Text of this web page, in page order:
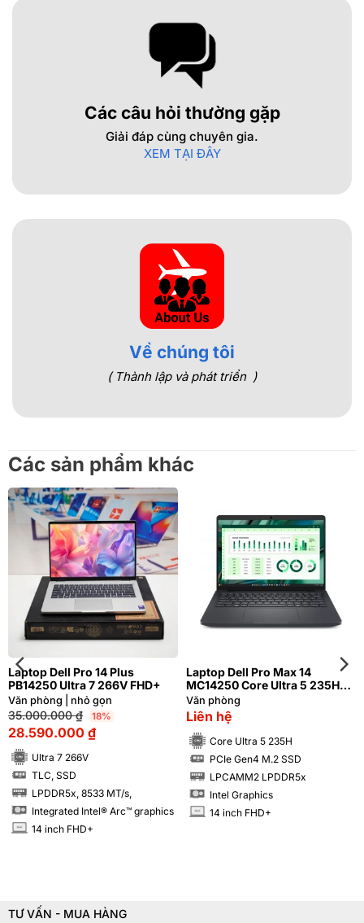
Các câu hỏi thường gặp
Giải đáp cùng chuyên gia.
XEM TẠI ĐÂY
Về chúng tôi
( Thành lập và phát triển )
Các sản phẩm khác
Laptop Dell Pro 14 Plus
PB14250 Ultra 7 266V FHD+
Văn phòng | nhỏ gọn
35.000.000₫ 18%
28.590.000 ₫
Ultra 7 266V
SSD TLC, SSD
LPDDR5x, 8533 MT/s,
Integrated Intel® Arc™ graphics
INCH 14 inch FHD+
Laptop Dell Pro Max 14
MC14250 Core Ultra 5 235H
RAM 16GB SSD 256GB 14 inch
FHD+
Văn phòng
Liên hệ
Core Ultra 5 235H
SSD PCIe Gen4 M.2 SSD
LPCAMM2 LPDDR5x
Intel Graphics
INCH 14 inch FHD+
TƯ VẤN - MUA HÀNG